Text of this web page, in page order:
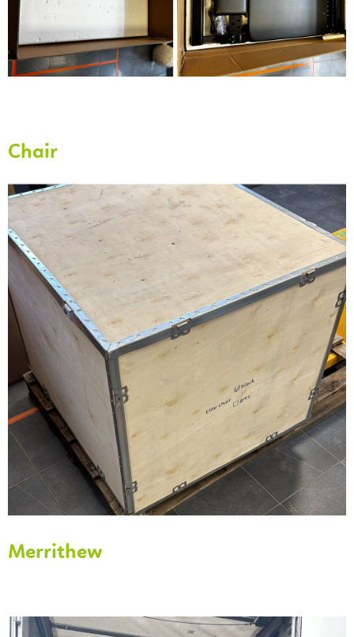
Chair
Merrithew